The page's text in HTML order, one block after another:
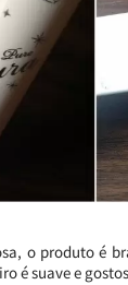
o produto é
é suave e